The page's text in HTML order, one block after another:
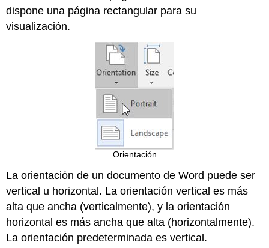
dispone una página rectangular para su
visualización.
Orientación
La orientación de un documento de Word puede ser
vertical u horizontal. La orientación vertical es más
alta que ancha (verticalmente), y la orientación
horizontal es más ancha que alta (horizontalmente).
La orientación predeterminada es vertical.